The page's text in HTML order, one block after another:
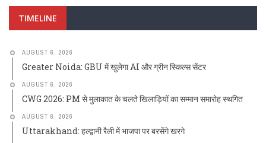
TIMELINE
AUGUST 6, 2026
Greater Noida: GBU में खुलेगा AI और ग्रीन स्किल्स सेंटर
AUGUST 6, 2026
CWG 2026: PM से मुलाकात के चलते खिलाड़ियों का सम्मान समारोह स्थगित
AUGUST 6, 2026
Uttarakhand: हल्द्वानी रैली में भाजपा पर बरसेंगे खरगे